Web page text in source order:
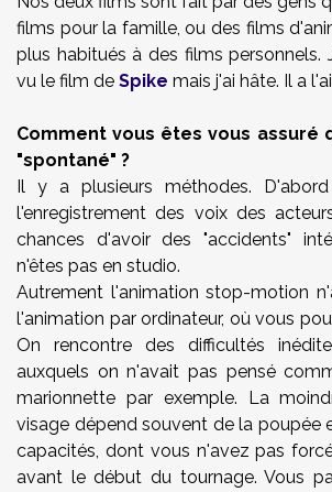
films pour la famille, ou des films
plus habitués à des films personnels.
vu le film de Spike mais j'ai hâte. Il a
Comment vous êtes vous assuré
"spontané" ?
Il y a plusieurs méthodes.
l'enregistrement des voix des
chances d'avoir des "accidents"
n'êtes pas en studio.
Autrement l'animation stop-motion
l'animation par ordinateur, où vous
On rencontre des difficultés
auxquels on n'avait pas pensé
marionnette par exemple. La
visage dépend souvent de la poupée
capacités, dont vous n'avez pas
avant le début du tournage. Vous